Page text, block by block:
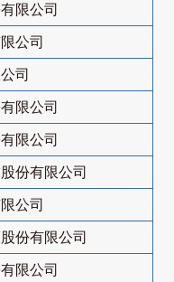
限公司
公司
司
限公司
限公司
份有限公司
公司
份有限公司
限公司